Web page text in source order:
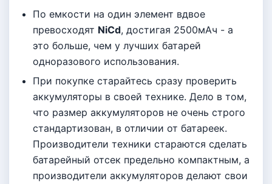
По емкости на один элемент вдвое
превосходят NiCd, достигая 2500мАч - а
это больше, чем у лучших батарей
одноразового использования.
При покупке старайтесь сразу проверить
аккумуляторы в своей технике. Дело в том,
что размер аккумуляторов не очень строго
стандартизован, в отличии от батареек.
Производители техники стараются сделать
батарейный отсек предельно компактным, а
производители аккумуляторов делают свои